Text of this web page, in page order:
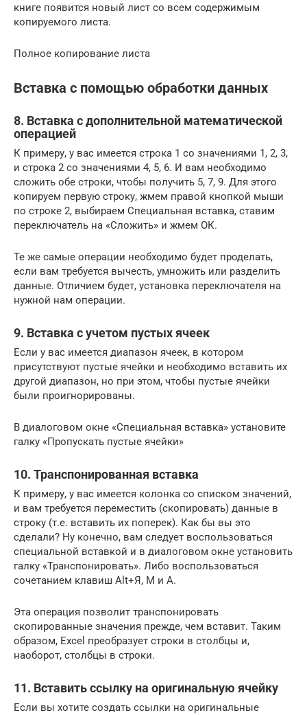
книге появится новый лист со всем содержимым
копируемого листа.
Полное копирование листа
Вставка с помощью обработки данных
8. Вставка с дополнительной математической
операцией
К примеру, у вас имеется строка 1 со значениями 1, 2, 3,
и строка 2 со значениями 4, 5, 6. И вам необходимо
сложить обе строки, чтобы получить 5, 7, 9. Для этого
копируем первую строку, жмем правой кнопкой мыши
по строке 2, выбираем Специальная вставка, ставим
переключатель на «Сложить» и жмем ОК.
Те же самые операции необходимо будет проделать,
если вам требуется вычесть, умножить или разделить
данные. Отличием будет, установка переключателя на
нужной нам операции.
9. Вставка с учетом пустых ячеек
Если у вас имеется диапазон ячеек, в котором
присутствуют пустые ячейки и необходимо вставить их
другой диапазон, но при этом, чтобы пустые ячейки
были проигнорированы.
В диалоговом окне «Специальная вставка» установите
галку «Пропускать пустые ячейки»
10. Транспонированная вставка
К примеру, у вас имеется колонка со списком значений,
и вам требуется переместить (скопировать) данные в
строку (т.е. вставить их поперек). Как бы вы это
сделали? Ну конечно, вам следует воспользоваться
специальной вставкой и в диалоговом окне установить
галку «Транспонировать». Либо воспользоваться
сочетанием клавиш Alt+Я, М и А.
Эта операция позволит транспонировать
скопированные значения прежде, чем вставит. Таким
образом, Excel преобразует строки в столбцы и,
наоборот, столбцы в строки.
11. Вставить ссылку на оригинальную ячейку
Если вы хотите создать ссылки на оригинальные